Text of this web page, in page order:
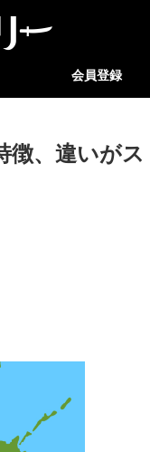
会員登録
徴、違いがス